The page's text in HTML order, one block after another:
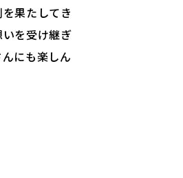
果たしてき
を受け継ぎ
にも楽しん